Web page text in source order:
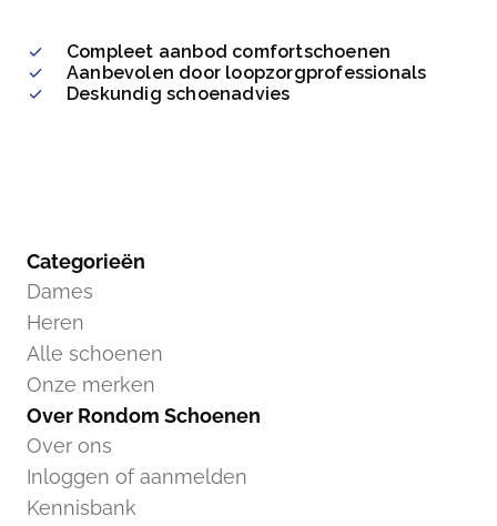
Compleet aanbod comfortschoenen
Aanbevolen door loopzorgprofessionals
Deskundig schoenadvies
Categorieën
Dames
Heren
Alle schoenen
Onze merken
Over Rondom Schoenen
Over ons
Inloggen of aanmelden
Kennisbank